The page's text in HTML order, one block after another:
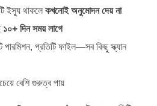
ইস্যু থাকলে কখনোই অনুমোদন দেয় না
১০+ দিন সময় লাগে
পারমিশন, প্রতিটি ফাইল—সব কিছু স্ক্যান
বেশি গুরুত্ব পায়